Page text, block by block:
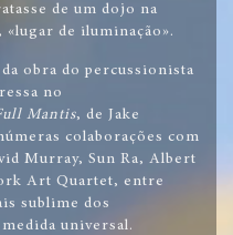
de um dojo na
«lugar de iluminação».
obra do percussionista
no
Mantis, de Jake
colaborações com
Murray, Sun Ra, Albert
Art Quartet, entre
sublime dos
universal.